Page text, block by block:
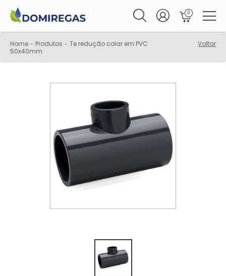
0
Home - Produtos - Te redução colar em PVC
50x40mm
Voltar